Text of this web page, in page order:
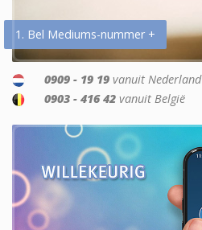
1. Bel Mediums-nummer +
0909 - 19 19 vanuit Nederland
0903 - 416 42 vanuit België